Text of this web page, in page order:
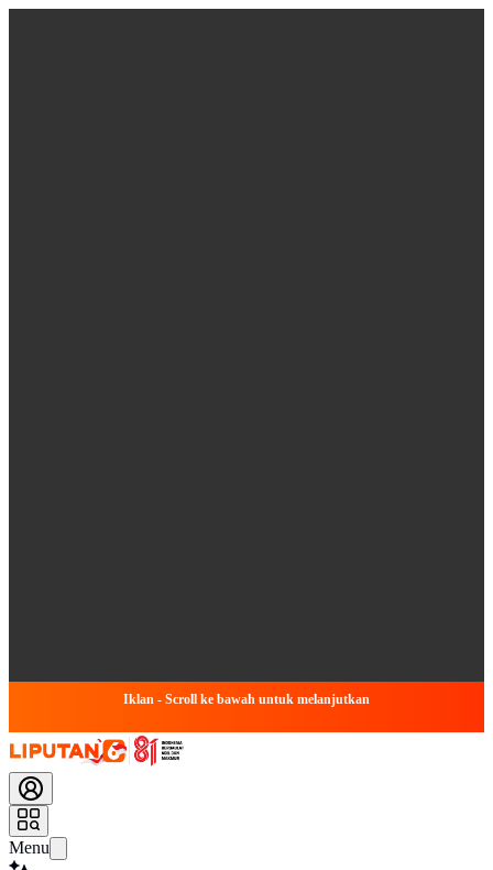
Iklan - Scroll ke bawah untuk melanjutkan
Menu